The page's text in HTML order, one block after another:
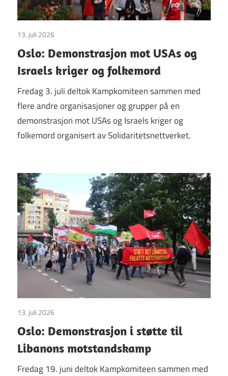
13. juli 2026
Oslo: Demonstrasjon mot USAs og
Israels kriger og folkemord
Fredag 3. juli deltok Kampkomiteen sammen med
flere andre organisasjoner og grupper på en
demonstrasjon mot USAs og Israels kriger og
folkemord organisert av Solidaritetsnettverket.
13. juli 2026
Oslo: Demonstrasjon i støtte til
Libanons motstandskamp
Fredag 19. juni deltok Kampkomiteen sammen med